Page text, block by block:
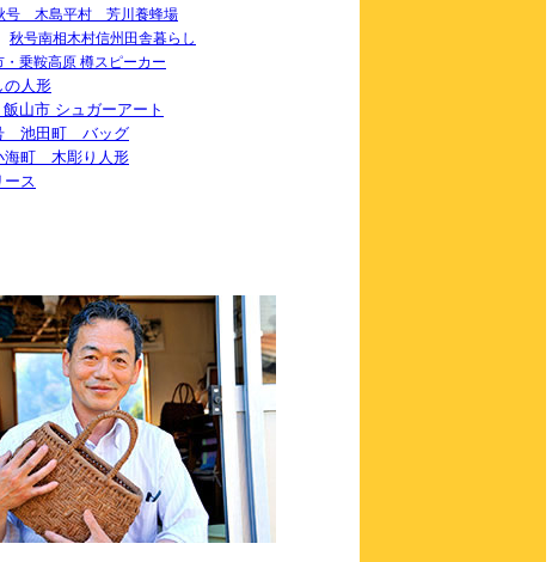
号 木島平村 芳川養蜂場
秋号南相木村信州田舎暮らし
・乗鞍高原 樽スピーカー
人形
山市 シュガーアート
池田町 バッグ
町 木彫り人形
ス